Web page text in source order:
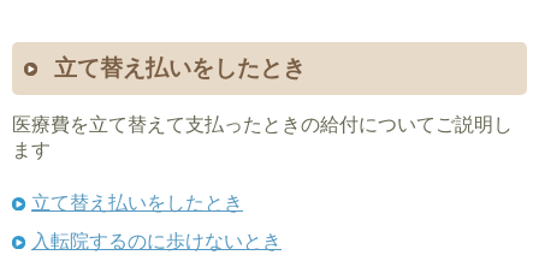
立て替え払いをしたとき
医療費を立て替えて支払ったときの給付についてご説明し
ます
立て替え払いをしたとき
入転院するのに歩けないとき